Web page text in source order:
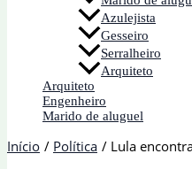
Azulejista
Gesseiro
Serralheiro
Arquiteto
Arquiteto
Engenheiro
Marido de aluguel
Início Política Lula